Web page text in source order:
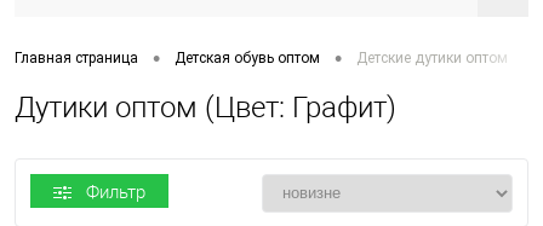
Главная страница • Детская обувь оптом • Детские дутики оптом
Дутики оптом (Цвет: Графит)
Фильтр